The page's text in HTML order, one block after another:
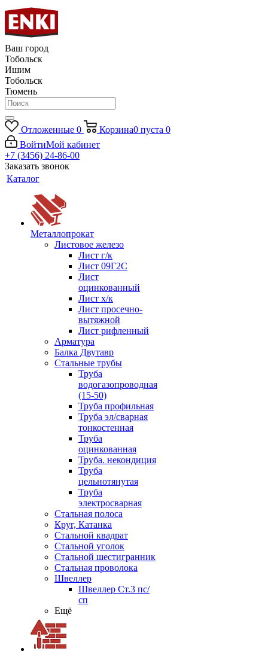
Ваш город
Тобольск
Ишим
Тобольск
Тюмень
Отложенные 0 Корзина0 пуста 0
ВойтиМой кабинет
+7 (3456) 24-86-00
Заказать звонок
Каталог
Металлопрокат
Листовое железо
Лист г/к
Лист 09Г2С
Лист
оцинкованный
Лист х/к
Лист просечно-
вытяжной
Лист рифленный
Арматура
Балка Двутавр
Стальные трубы
Труба
водогазопроводная
(15-50)
Труба профильная
Труба эл/сварная
тонкостенная
Труба
оцинкованная
Труба. некондиция
Труба
цельнотянутая
Труба
электросварная
Стальная полоса
Круг, Катанка
Стальной квадрат
Стальной уголок
Стальной шестигранник
Стальная проволока
Швеллер
Швеллер Ст.3 пс/
сп
Ещё